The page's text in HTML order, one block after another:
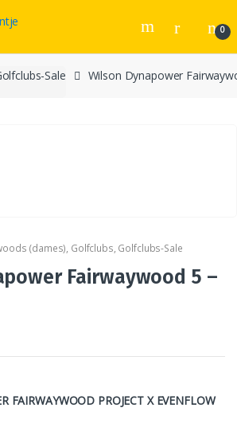
0
Sale Wilson Dynapower
(dames), Golfclubs, Golfclubs-Sale
Fairwaywood 5 –
FAIRWAYWOOD PROJECT X EVENFLOW